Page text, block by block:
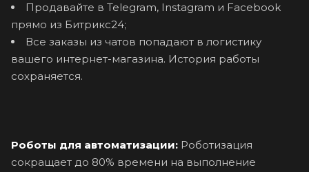
Продавайте в Telegram, Instagram и Facebook
прямо из Битрикс24;
Все заказы из чатов попадают в логистику
вашего интернет-магазина. История работы
сохраняется.
Роботы для автоматизации: Роботизация
сокращает до 80% времени на выполнение